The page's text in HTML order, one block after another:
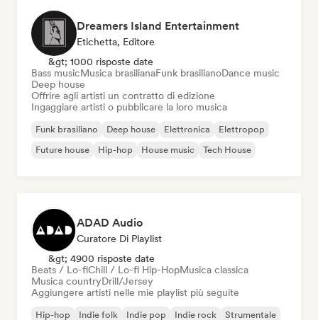
Dreamers Island Entertainment
Etichetta, Editore
&gt; 1000 risposte date
Bass musicMusica brasilianaFunk brasilianoDance music
Deep house
Offrire agli artisti un contratto di edizione
Ingaggiare artisti o pubblicare la loro musica
Funk brasiliano Deep house Elettronica
Elettropop
Future house
Hip-hop House music Tech House
ADAD Audio
Curatore Di Playlist
&gt; 4900 risposte date
Beats / Lo-fiChill / Lo-fi Hip-HopMusica classica
Musica countryDrill/Jersey
Aggiungere artisti nelle mie playlist più seguite
Hip-hop Indie folk Indie pop Indie rock
Strumentale